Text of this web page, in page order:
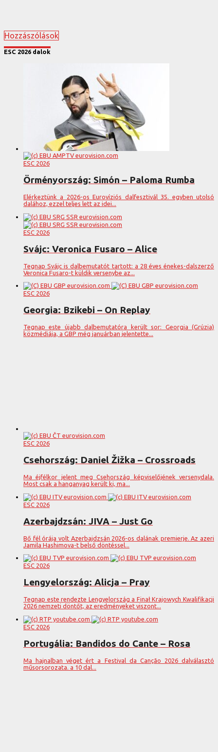
Hozzászólások
ESC 2026 dalok
ESC 2026
Örményország: Simón – Paloma Rumba
Elérkeztünk a 2026-os Eurovíziós dalfesztivál 35. egyben utolsó
dalához, ezzel teljes lett az idei...
ESC 2026
Svájc: Veronica Fusaro – Alice
Tegnap Svájc is dalbemutatót tartott: a 28 éves énekes-dalszerző
Veronica Fusaro-t küldik versenybe az...
ESC 2026
Georgia: Bzikebi – On Replay
Tegnap este újabb dalbemutatóra került sor: Georgia (Grúzia)
közmédiája, a GBP még januárban jelentette...
ESC 2026
Csehország: Daniel Žižka – Crossroads
Ma éjfélkor jelent meg Csehország képviselőjének versenydala.
Most csak a hanganyag került ki, ma...
ESC 2026
Azerbajdzsán: JIVA – Just Go
Bő fél órája volt Azerbajdzsán 2026-os dalának premierje. Az azeri
Jamila Hashimova-t belső döntéssel...
ESC 2026
Lengyelország: Alicja – Pray
Tegnap este rendezte Lengyelország a Finał Krajowych Kwalifikacji
2026 nemzeti döntőt, az eredményeket viszont...
ESC 2026
Portugália: Bandidos do Cante – Rosa
Ma hajnalban véget ért a Festival da Canção 2026 dalválasztó
műsorsorozata. a 10 dal...